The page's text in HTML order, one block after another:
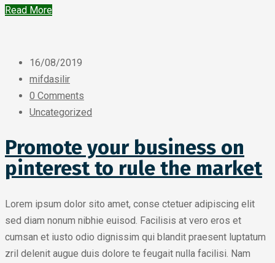
Read More
16/08/2019
mifdasilir
0 Comments
Uncategorized
Promote your business on
pinterest to rule the market
Lorem ipsum dolor sito amet, conse ctetuer adipiscing elit
sed diam nonum nibhie euisod. Facilisis at vero eros et
cumsan et iusto odio dignissim qui blandit praesent luptatum
zril delenit augue duis dolore te feugait nulla facilisi. Nam